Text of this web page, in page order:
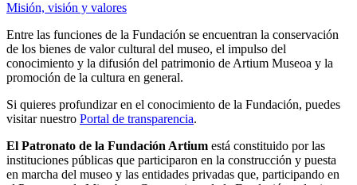
Misión, visión y valores
Entre las funciones de la Fundación se encuentran la conservación
de los bienes de valor cultural del museo, el impulso del
conocimiento y la difusión del patrimonio de Artium Museoa y la
promoción de la cultura en general.
Si quieres profundizar en el conocimiento de la Fundación, puedes
visitar nuestro Portal de transparencia.
El Patronato de la Fundación Artium está constituido por las
instituciones públicas que participaron en la construcción y puesta
en marcha del museo y las entidades privadas que, participando en